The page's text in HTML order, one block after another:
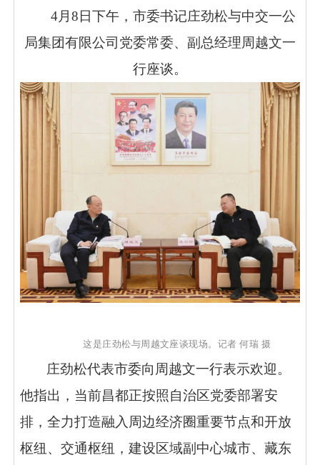
4月8日下午，市委书记庄劲松与中交一公
局集团有限公司党委常委、副总经理周越文一
行座谈。
这是庄劲松与周越文座谈现场。记者 何瑞 摄
庄劲松代表市委向周越文一行表示欢迎。
他指出，当前昌都正按照自治区党委部署安
排，全力打造融入周边经济圈重要节点和开放
枢纽、交通枢纽，建设区域副中心城市、藏东